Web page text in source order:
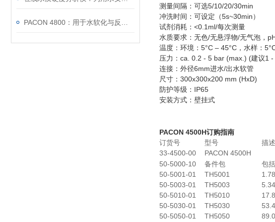
测量间隔：可选5/10/20/30min
冲洗时间：可设定（5s~30min）
试剂消耗：<0.1ml/每次测量
水质要求：无色/无悬浮物/无气泡，
温度：环境：5°C – 45°C，水样：
压力：ca. 0.2 - 5 bar (max.) (建议1
连接：外径6mm进水/出水软管
尺寸：300x300x200 mm (HxD)
防护等级：IP65
安装方式：壁挂式
PACON 4500H​订购指南
订货号
型号
描述
33-4500-00
PACON 4500H
50-5000-10
备件包
包
50-5001-01
TH5001
50-5003-01
TH5003
50-5010-01
TH5010
50-5030-01
TH5030
50-5050-01
TH5050